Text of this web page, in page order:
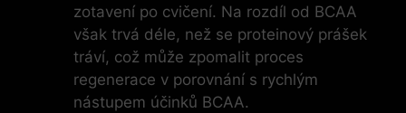
zotavení po cvičení. Na rozdíl od BCAA
však trvá déle, než se proteinový prášek
tráví, což může zpomalit proces
regenerace v porovnání s rychlým
nástupem účinků BCAA.